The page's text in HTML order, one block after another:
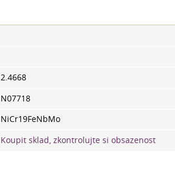
2.4668
N07718
NiCr19FeNbMo
Koupit sklad, zkontrolujte si obsazenost